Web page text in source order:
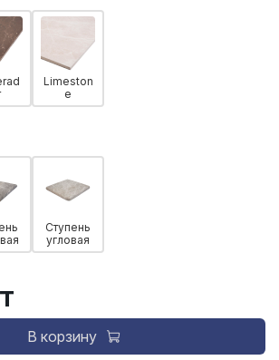
Limeston
e
Ступень
угловая
В корзину